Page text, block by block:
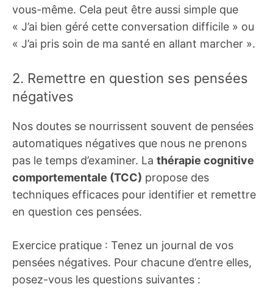
vous-même. Cela peut être aussi simple que
« J’ai bien géré cette conversation difficile » ou
« J’ai pris soin de ma santé en allant marcher ».
2. Remettre en question ses pensées
négatives
Nos doutes se nourrissent souvent de pensées
automatiques négatives que nous ne prenons
pas le temps d’examiner. La thérapie cognitive
comportementale (TCC) propose des
techniques efficaces pour identifier et remettre
en question ces pensées.
Exercice pratique : Tenez un journal de vos
pensées négatives. Pour chacune d’entre elles,
posez-vous les questions suivantes :